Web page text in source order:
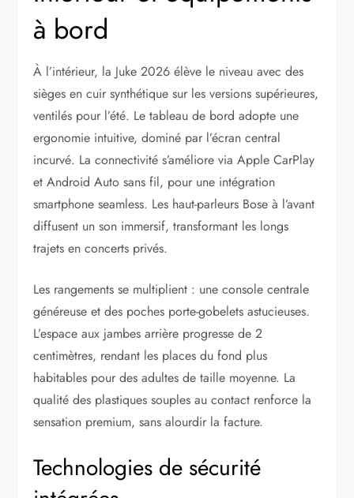
à bord
À l’intérieur, la Juke 2026 élève le niveau avec des
sièges en cuir synthétique sur les versions supérieures,
ventilés pour l’été. Le tableau de bord adopte une
ergonomie intuitive, dominé par l’écran central
incurvé. La connectivité s’améliore via Apple CarPlay
et Android Auto sans fil, pour une intégration
smartphone seamless. Les haut-parleurs Bose à l’avant
diffusent un son immersif, transformant les longs
trajets en concerts privés.
Les rangements se multiplient : une console centrale
généreuse et des poches porte-gobelets astucieuses.
L’espace aux jambes arrière progresse de 2
centimètres, rendant les places du fond plus
habitables pour des adultes de taille moyenne. La
qualité des plastiques souples au contact renforce la
sensation premium, sans alourdir la facture.
Technologies de sécurité